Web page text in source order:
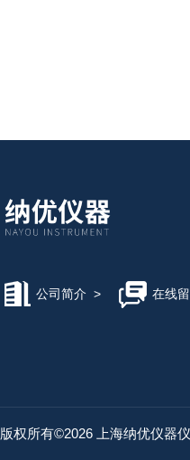
公司简介 > 在线
版权所有©2026 上海纳优仪器